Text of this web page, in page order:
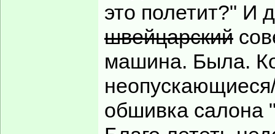
это полетит?" И
швейцарский
машина. Была.
обшивка салона